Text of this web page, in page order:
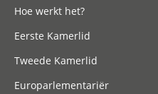
Hoe werkt het?
Eerste Kamerlid
Tweede Kamerlid
Europarlementariër